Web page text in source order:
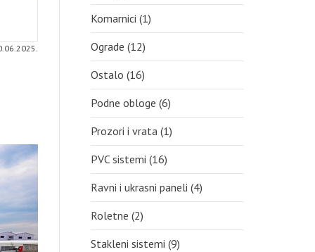
Komarnici (1)
Ograde (12)
Ostalo (16)
Podne obloge (6)
Prozori i vrata(1)
PVC sistemi (16)
Ravni i ukrasni paneli (4)
Roletne (2)
Stakleni sistemi (9)